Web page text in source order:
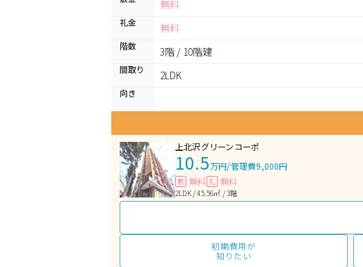
無料
礼金 無料
階数 3階 / 10階建
間取り 2LDK
向き
上北沢グリーンコーポ
10.5万円/管理費9,000円
敷 無料 礼 無料
2LDK / 45.56㎡ / 3階
初期費用が
知りたい